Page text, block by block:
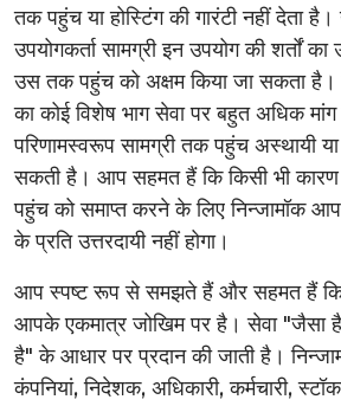
तक पहुंच या होस्टिंग की गारंटी नहीं देता
उपयोगकर्ता सामग्री इन उपयोग की शर्तों
उस तक पहुंच को अक्षम किया जा सकता है।
का कोई विशेष भाग सेवा पर बहुत अधिक
परिणामस्वरूप सामग्री तक पहुंच अस्थायी
सकती है। आप सहमत हैं कि किसी भी
पहुंच को समाप्त करने के लिए निन्जामॉक
के प्रति उत्तरदायी नहीं होगा।
आप स्पष्ट रूप से समझते हैं और सहमत हैं कि
आपके एकमात्र जोखिम पर है। सेवा "जैसा
है" के आधार पर प्रदान की जाती है।
कंपनियां, निदेशक, अधिकारी, कर्मचारी,